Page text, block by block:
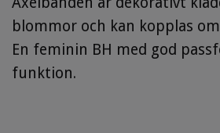
blommor och kan kopplas
En feminin BH med god
funktion.